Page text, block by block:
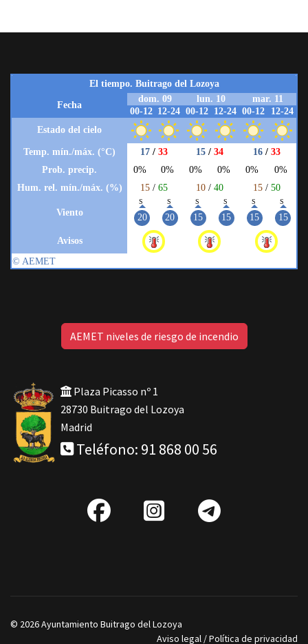
AEMET niveles de riesgo de incendio
Plaza Picasso nº 1
28730 Buitrago del Lozoya
Madrid
Teléfono: 91 868 00 56
fab
IG
© 2026 Ayuntamiento Buitrago del Lozoya
Aviso legal /Política de privacidad